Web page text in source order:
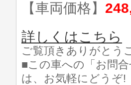
【車両価格】
詳しくはこちら
ご覧頂きありがとう
■この車への「お問
は、お気軽にどうぞ!